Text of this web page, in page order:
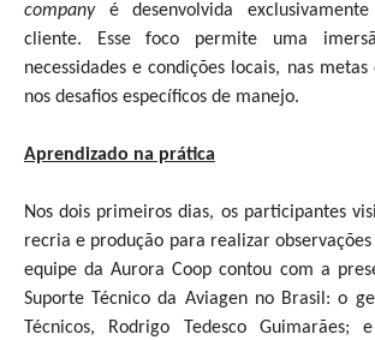
companyé desenvolvida
cliente. Esse foco permite uma
necessidades e condições locais, nas
nos desafios específicos de manejo.
Aprendizado na prática
Nos dois primeiros dias, os participantes
recria e produção para realizar
equipe da Aurora Coop contou com a
Suporte Técnico da Aviagen no Brasil: o
Técnicos, Rodrigo Tedesco Guimarães;